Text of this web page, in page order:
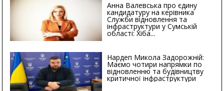
Анна Валевська про єдину
кандидатуру на керівника
Служби відновлення та
інфраструктури у Сумській
області: Хіба...
Нардеп Микола Задорожній:
Маємо чотири напрямки по
відновленню та будівництву
критичної інфраструктури